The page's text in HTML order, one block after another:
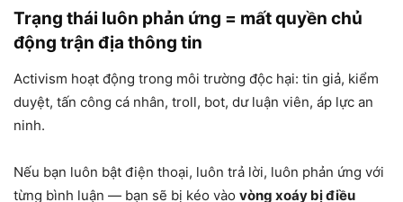
Trạng thái luôn phản ứng = mất quyền chủ
động trận địa thông tin
Activism hoạt động trong môi trường độc hại: tin giả, kiểm
duyệt, tấn công cá nhân, troll, bot, dư luận viên, áp lực an
ninh.
Nếu bạn luôn bật điện thoại, luôn trả lời, luôn phản ứng với
từng bình luận — bạn sẽ bị kéo vào vòng xoáy bị điều